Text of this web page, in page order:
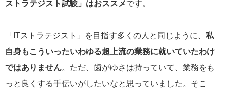
ストラテジスト試験」はおススメです。
「ITストラテジスト」を目指す多くの人と同じように、 私
自身もこういったいわゆる超上流の業務に就いていたわけ
ではありません。ただ、歯がゆさは持っていて、業務をも
っと良くする手伝いがしたいなと思っていました。そこ